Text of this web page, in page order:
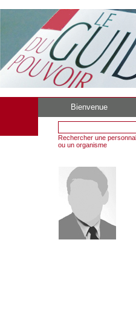
Bienvenue
Rechercher une
ou un organisme